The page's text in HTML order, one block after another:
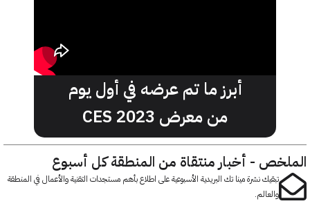
أبرز ما تم عرضه في أول يوم
من معرض CES 2023
- أخبار منتقاة من المنطقة كل أسبوع
تبقيك نشرة مينا تك البريدية الأسبوعية على اطلاع بأهم مستجدات التقنية والأعمال في المنطقة
والعالم.